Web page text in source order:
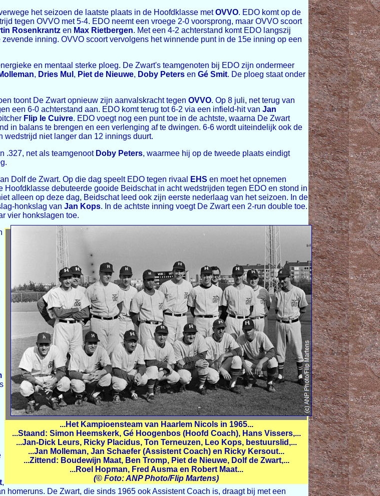
het seizoen de laatste plaats in de Hoofdklasse metOVVO. EDO komt op de
tegen OVVO met 5-4. EDO neemt een vroege 2-0 voorsprong, maar OVVO scoort
Rosenkrantz en Max Rietbergen. Met een 4-2 achterstand komt EDO langszij
zevende inning. OVVO scoort vervolgens het winnende punt in de 15e inning op een
en mentaal sterke ploeg. De Zwart's teamgenoten bij EDO zijn ondermeer
, Dries Mul , Piet de Nieuwe, Doby Peters en Gé Smit. De ploeg staat onder
toont De Zwart opnieuw zijn aanvalskracht tegen OVVO. Op 8 juli, net terug van
een 6-0 achterstand aan. EDO komt terug tot 6-2 via een infield-hit van Jan
Flip le Cuivre. EDO voegt nog een punt toe in de achtste, waarna De Zwart
in balans te brengen en een verlenging af te dwingen. 6-6 wordt uiteindelijk ook de
niet langer dan 12 innings duurt.
.327, net als teamgenoot Doby Peters, waarmee hij op de tweede plaats eindigt
Dolf de Zwart. Op die dag speelt EDO tegen rivaal
EHS en moet het opnemen
Hoofdklasse debuteerde gooide Beidschat in acht wedstrijden tegen EDO en stond in
alleen op deze dag, Beidschat leed ook zijn eerste nederlaag van het seizoen. In de
honkslag van Jan Kops. In de achtste inning voegt De Zwart een 2-run double toe.
vier honkslagen toe.
...Het Kampioensteam van Haarlem Nicols in 1965...
...Staand: Simon Heemskerk, Gé Hoogenbos (Hoofd Coach), Hans Vissers,...
...Jan-Dick Leurs, Ricky Placidus, Ton Terneuzen, Leo Kops, bestuurslid,...
...Jan Molleman, Jan Schaefer (Assistent Coach) en Ricky Kersout...
...Zittend: Boudewijn Maat, Ben Tromp, Piet de Nieuwe, Dolf de Zwart,...
...Roel Hopman, Fred Ausma en Robert Maat...
(© Foto: ANP Photo/Flip Martens)
,
homeruns. De Zwart, die sinds 1965 ook Assistent Coach is, draagt bij met een